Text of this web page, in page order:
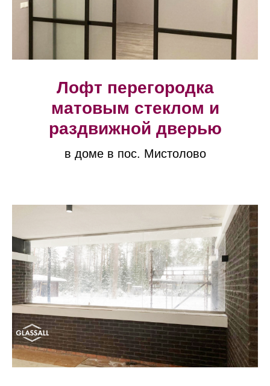
Лофт перегородка
матовым стеклом и
раздвижной дверью
в доме в пос. Мистолово